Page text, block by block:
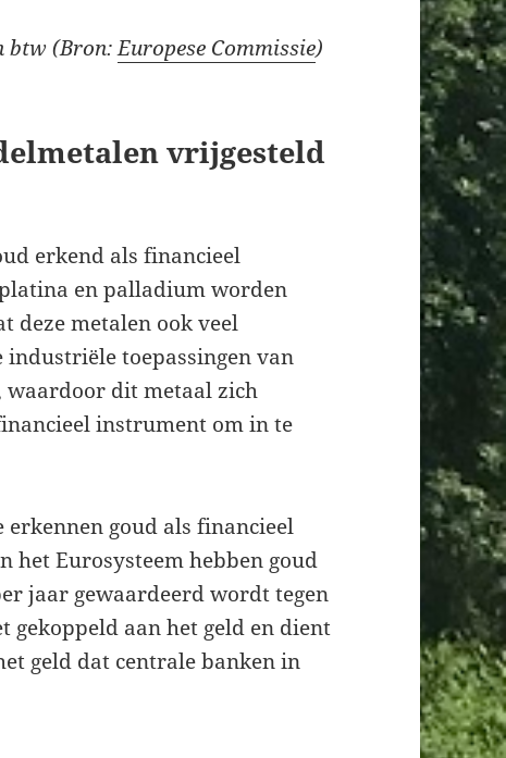
btw (Bron:Europese Commissie)
vrijgesteld
erkend als financieel
en palladium worden
deze metalen ook veel
industriële toepassingen van
waardoor dit metaal zich
instrument om in te
erkennen goud als financieel
het Eurosysteem hebben goud
jaar gewaardeerd wordt tegen
gekoppeld aan het geld en dient
geld dat centrale banken in